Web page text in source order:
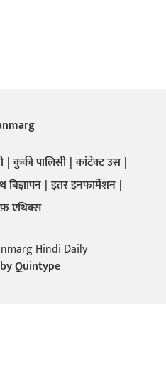
कुकी पालिसी कांटेक्ट उस
बिज्ञापन इतर इनफार्मेशन
एथिक्स
Hindi Daily
Quintype